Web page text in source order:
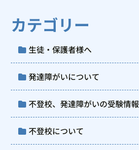
カテゴリー
生徒・保護者様へ
発達障がいについて
不登校、発達障がいの受験情報
不登校について